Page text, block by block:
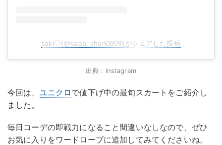
saki♡(@saaa_chan0809)がシェアした投稿
出典：instagram
今回は、 ユニクロ で値下げ中の最旬スカートをご紹介し
ました。
毎日コーデの即戦力になること間違いなしなので、ぜひ
お気に入りをワードローブに追加してみてくださいね。